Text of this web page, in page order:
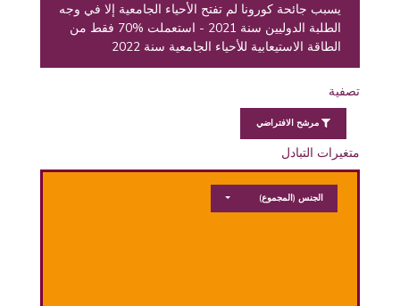
يسبب جائحة كورونا لم تفتح الأحياء الجامعية إلا في وجه
الطلبة الدوليين سنة 2021 - استعملت %70 فقط من
الطاقة الاستيعابية للأحياء الجامعية سنة 2022
تصفية
مرشح الافتراضي
متغيرات التبادل
الجنس (المجموع)